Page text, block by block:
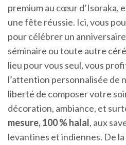
premium au cœur d’Isoraka,
une fête réussie. Ici, vous
pour célébrer un
séminaire ou toute autre
lieu pour vous seul, vous
l’attention personnalisée de
liberté de composer votre
décoration, ambiance, et
mesure, 100 % halal, aux
levantines et indiennes. De